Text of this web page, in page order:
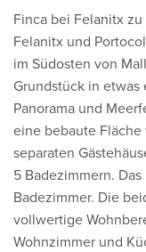
Finca bei Felanitx
Felanitx und
im Südosten von
Grundstück in
Panorama und
eine bebaute
separaten
5 Badezimmern.
Badezimmer. Die
vollwertige
Wohnzimmer und